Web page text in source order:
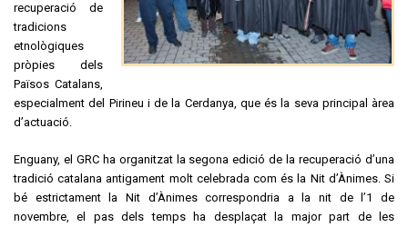
recuperació de
tradicions
etnològiques
pròpies dels
Països Catalans,
especialment del Pirineu i de la Cerdanya, que és la seva principal àrea
d’actuació.
Enguany, el GRC ha organitzat la segona edició de la recuperació d’una
tradició catalana antigament molt celebrada com és la Nit d’Ànimes. Si
bé estrictament la Nit d’Ànimes correspondria a la nit de l’1 de
novembre, el pas dels temps ha desplaçat la major part de les